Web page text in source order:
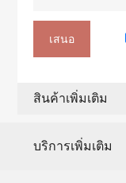
เสนอ
สินค้าเพิ่มเติม
บริการเพิ่มเติม